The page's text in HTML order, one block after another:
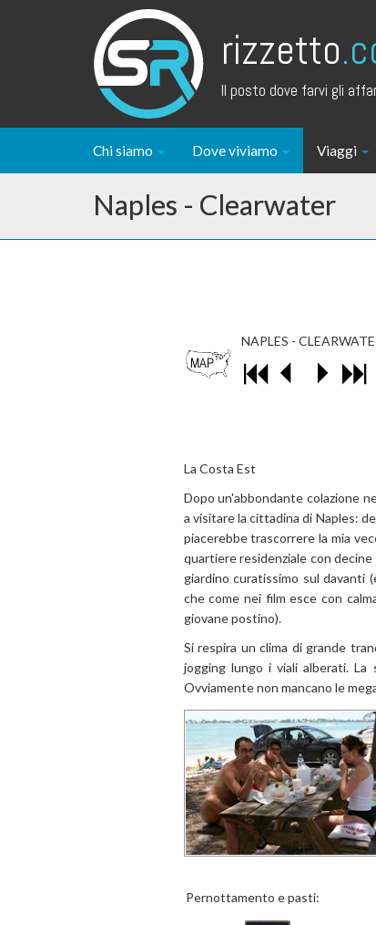
rizzetto
Il posto dove farvi gli
Chi siamo Dove viviamo Viaggi
Naples - Clearwater
NAPLES -
La Costa Est
Dopo un'abbondante colazione
a visitare la cittadina di Naples:
piacerebbe trascorrere la mia
quartiere residenziale con
giardino curatissimo sul davanti
che come nei film esce con
giovane postino).
Si respira un clima di grande
jogging lungo i viali alberati. La
Ovviamente non mancano le
Pernottamento e pasti: